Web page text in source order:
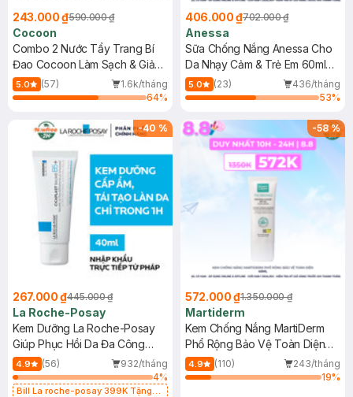
243.000 ₫590.000 ₫
Cocoon
Combo 2 Nước Tẩy Trang Bí
Đao Cocoon Làm Sạch & Giảm
Dầu 500ml
5.0 (57)
1.6k/tháng
64%
406.000 ₫702.000 ₫
Anessa
Sữa Chống Nắng Anessa Cho
Da Nhạy Cảm & Trẻ Em 60ml
(Mới)
5.0 (23)
436/tháng
53%
-40 %
267.000 ₫445.000 ₫
La Roche-Posay
Kem Dưỡng La Roche-Posay
Giúp Phục Hồi Da Đa Công
Dụng 40ml
4.9 (56)
932/tháng
4%
Bill La roche-posay 399K Tặng
-58%
572.000 ₫1.350.000 ₫
Martiderm
Kem Chống Nắng MartiDerm
Phổ Rộng Bảo Vệ Toàn Diện
40ml
4.9 (110)
243/tháng
19%